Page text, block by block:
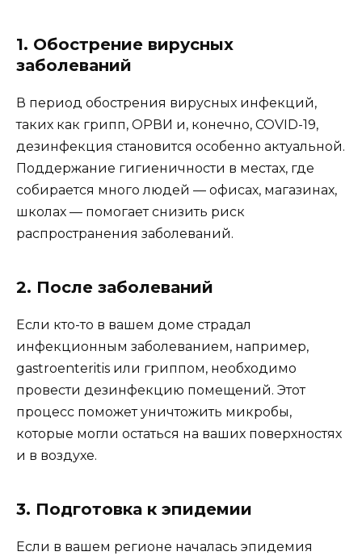
1. Обострение вирусных
заболеваний
В период обострения вирусных инфекций,
таких как грипп, ОРВИ и, конечно, COVID-19,
дезинфекция становится особенно актуальной.
Поддержание гигиеничности в местах, где
собирается много людей — офисах, магазинах,
школах — помогает снизить риск
распространения заболеваний.
2. После заболеваний
Если кто-то в вашем доме страдал
инфекционным заболеванием, например,
gastroenteritis или гриппом, необходимо
провести дезинфекцию помещений. Этот
процесс поможет уничтожить микробы,
которые могли остаться на ваших поверхностях
и в воздухе.
3. Подготовка к эпидемии
Если в вашем регионе началась эпидемия